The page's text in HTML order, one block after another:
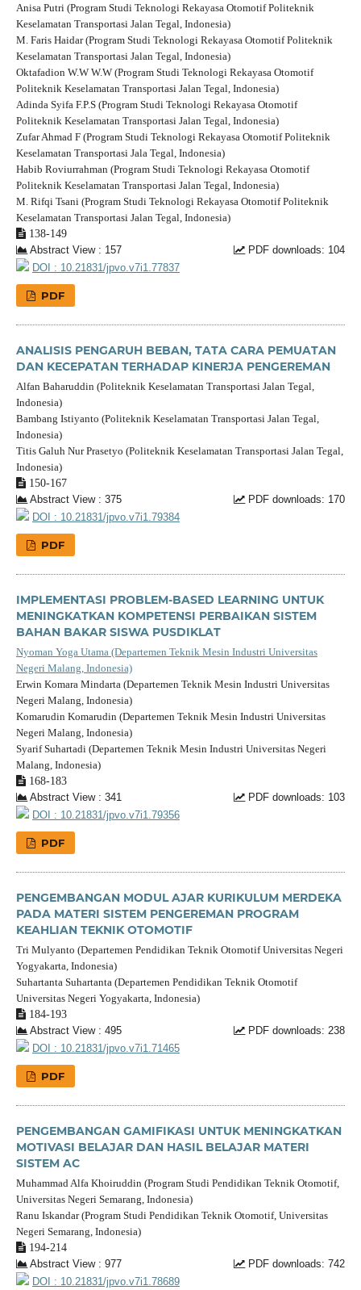
Anisa Putri (Program Studi Teknologi Rekayasa Otomotif Politeknik
Keselamatan Transportasi Jalan Tegal, Indonesia)
M. Faris Haidar (Program Studi Teknologi Rekayasa Otomotif Politeknik
Keselamatan Transportasi Jalan Tegal, Indonesia)
Oktafadion W.W W.W (Program Studi Teknologi Rekayasa Otomotif
Politeknik Keselamatan Transportasi Jalan Tegal, Indonesia)
Adinda Syifa F.P.S (Program Studi Teknologi Rekayasa Otomotif
Politeknik Keselamatan Transportasi Jalan Tegal, Indonesia)
Zufar Ahmad F (Program Studi Teknologi Rekayasa Otomotif Politeknik
Keselamatan Transportasi Jala Tegal, Indonesia)
Habib Roviurrahman (Program Studi Teknologi Rekayasa Otomotif
Politeknik Keselamatan Transportasi Jalan Tegal, Indonesia)
M. Rifqi Tsani (Program Studi Teknologi Rekayasa Otomotif Politeknik
Keselamatan Transportasi Jalan Tegal, Indonesia)
138-149
Abstract View : 157
PDF downloads: 104
DOI : 10.21831/jpvo.v7i1.77837
PDF
ANALISIS PENGARUH BEBAN, TATA CARA PEMUATAN
DAN KECEPATAN TERHADAP KINERJA PENGEREMAN
Alfan Baharuddin (Politeknik Keselamatan Transportasi Jalan Tegal,
Indonesia)
Bambang Istiyanto (Politeknik Keselamatan Transportasi Jalan Tegal,
Indonesia)
Titis Galuh Nur Prasetyo (Politeknik Keselamatan Transportasi Jalan Tegal,
Indonesia)
150-167
Abstract View : 375
PDF downloads: 170
DOI : 10.21831/jpvo.v7i1.79384
PDF
IMPLEMENTASI PROBLEM-BASED LEARNING UNTUK
MENINGKATKAN KOMPETENSI PERBAIKAN SISTEM
BAHAN BAKAR SISWA PUSDIKLAT
Nyoman Yoga Utama (Departemen Teknik Mesin Industri Universitas
Negeri Malang, Indonesia)
Erwin Komara Mindarta (Departemen Teknik Mesin Industri Universitas
Negeri Malang, Indonesia)
Komarudin Komarudin (Departemen Teknik Mesin Industri Universitas
Negeri Malang, Indonesia)
Syarif Suhartadi (Departemen Teknik Mesin Industri Universitas Negeri
Malang, Indonesia)
168-183
Abstract View : 341
PDF downloads: 103
DOI : 10.21831/jpvo.v7i1.79356
PDF
PENGEMBANGAN MODUL AJAR KURIKULUM MERDEKA
PADA MATERI SISTEM PENGEREMAN PROGRAM
KEAHLIAN TEKNIK OTOMOTIF
Tri Mulyanto (Departemen Pendidikan Teknik Otomotif Universitas Negeri
Yogyakarta, Indonesia)
Suhartanta Suhartanta (Departemen Pendidikan Teknik Otomotif
Universitas Negeri Yogyakarta, Indonesia)
184-193
Abstract View : 495
PDF downloads: 238
DOI : 10.21831/jpvo.v7i1.71465
PDF
PENGEMBANGAN GAMIFIKASI UNTUK MENINGKATKAN
MOTIVASI BELAJAR DAN HASIL BELAJAR MATERI
SISTEM AC
Muhammad Alfa Khoiruddin (Program Studi Pendidikan Teknik Otomotif,
Universitas Negeri Semarang, Indonesia)
Ranu Iskandar (Program Studi Pendidikan Teknik Otomotif, Universitas
Negeri Semarang, Indonesia)
194-214
Abstract View : 977
PDF downloads: 742
DOI : 10.21831/jpvo.v7i1.78689